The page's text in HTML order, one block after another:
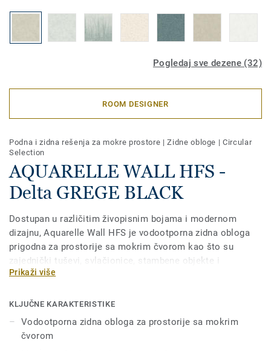
Pogledaj sve dezene (32)
ROOM DESIGNER
Podna i zidna rešenja za mokre prostore |Zidne obloge |Circular
Selection
AQUARELLE WALL HFS -
Delta GREGE BLACK
Dostupan u različitim živopisnim bojama i modernom
dizajnu, Aquarelle Wall HFS je vodootporna zidna obloga
prigodna za prostorije sa mokrim čvorom kao što su
zajednički tuševi, svlačionice, stambene objekte i
zdravstvene ustanove. Ova higijenska zidna obloga laka je
sveobuhvatnog, jedinstvenog rešenja za sobe sa mokrim
čvorom koji uključuje i odgovarajuće podove i dodatke.
Prikaži više
KLJUČNE KARAKTERISTIKE
Vodootporna zidna obloga za prostorije sa mokrim
čvorom